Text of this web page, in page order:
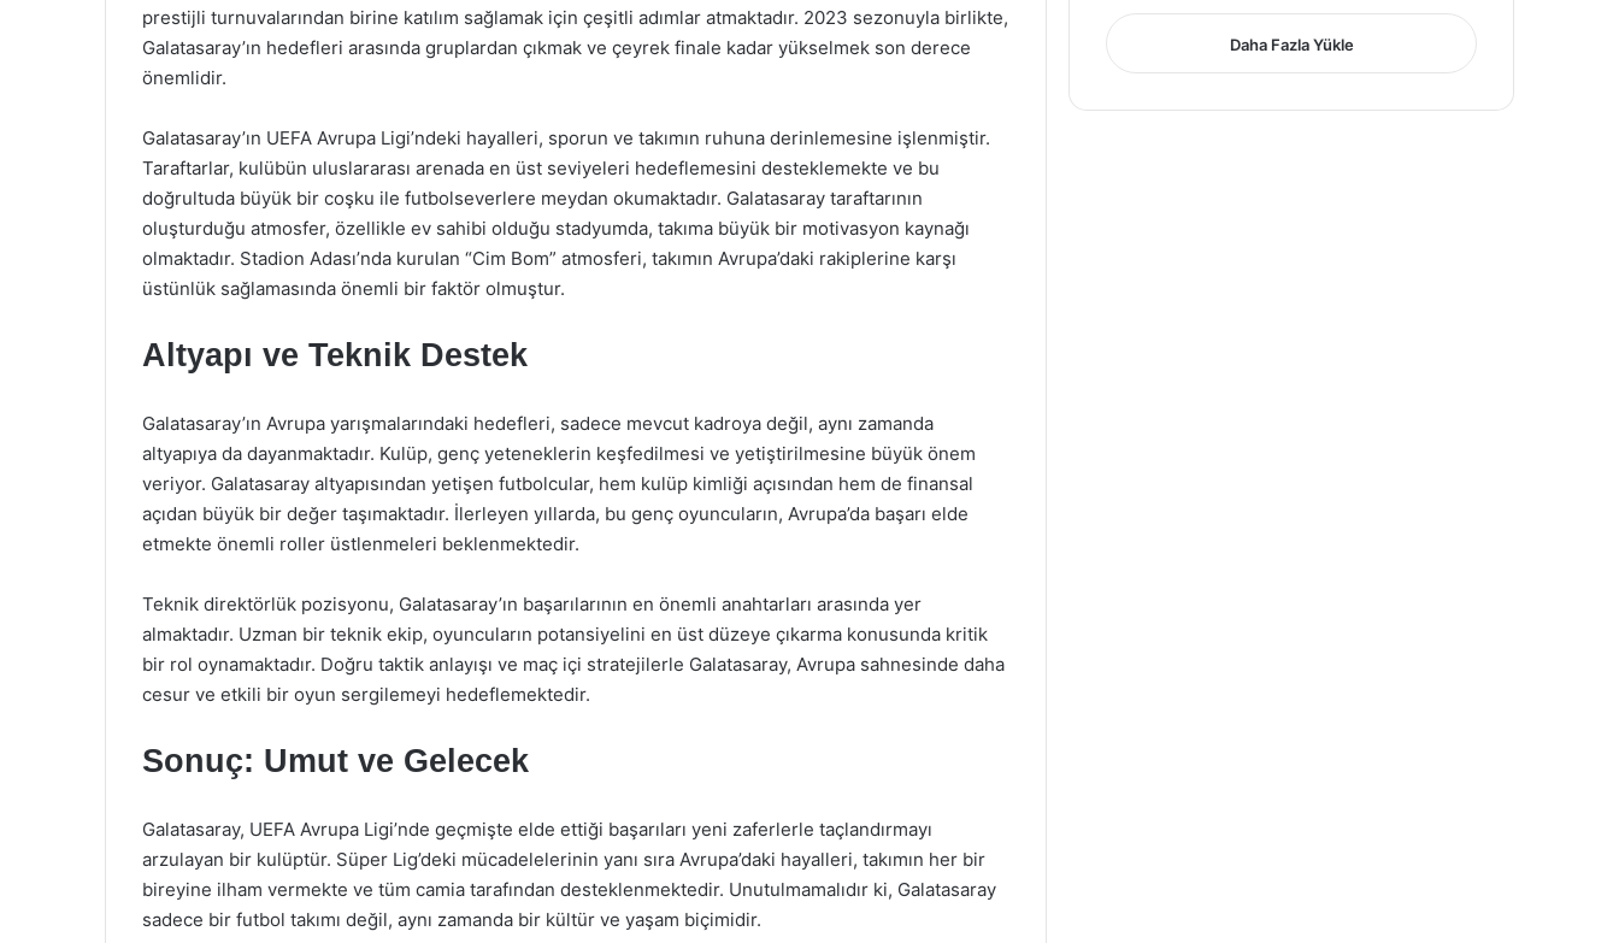
prestijli turnuvalarından birine katılım sağlamak için çeşitli adımlar atmaktadır. 2023 sezonuyla birlikte,
Galatasaray’ın hedefleri arasında gruplardan çıkmak ve çeyrek finale kadar yükselmek son derece
önemlidir.
Galatasaray’ın UEFA Avrupa Ligi’ndeki hayalleri, sporun ve takımın ruhuna derinlemesine işlenmiştir.
Taraftarlar, kulübün uluslararası arenada en üst seviyeleri hedeflemesini desteklemekte ve bu
doğrultuda büyük bir coşku ile futbolseverlere meydan okumaktadır. Galatasaray taraftarının
oluşturduğu atmosfer, özellikle ev sahibi olduğu stadyumda, takıma büyük bir motivasyon kaynağı
olmaktadır. Stadion Adası’nda kurulan “Cim Bom” atmosferi, takımın Avrupa’daki rakiplerine karşı
üstünlük sağlamasında önemli bir faktör olmuştur.
Altyapı ve Teknik Destek
Galatasaray’ın Avrupa yarışmalarındaki hedefleri, sadece mevcut kadroya değil, aynı zamanda
altyapıya da dayanmaktadır. Kulüp, genç yeteneklerin keşfedilmesi ve yetiştirilmesine büyük önem
veriyor. Galatasaray altyapısından yetişen futbolcular, hem kulüp kimliği açısından hem de finansal
açıdan büyük bir değer taşımaktadır. İlerleyen yıllarda, bu genç oyuncuların, Avrupa’da başarı elde
etmekte önemli roller üstlenmeleri beklenmektedir.
Teknik direktörlük pozisyonu, Galatasaray’ın başarılarının en önemli anahtarları arasında yer
almaktadır. Uzman bir teknik ekip, oyuncuların potansiyelini en üst düzeye çıkarma konusunda kritik
bir rol oynamaktadır. Doğru taktik anlayışı ve maç içi stratejilerle Galatasaray, Avrupa sahnesinde daha
cesur ve etkili bir oyun sergilemeyi hedeflemektedir.
Sonuç: Umut ve Gelecek
Galatasaray, UEFA Avrupa Ligi’nde geçmişte elde ettiği başarıları yeni zaferlerle taçlandırmayı
arzulayan bir kulüptür. Süper Lig’deki mücadelelerinin yanı sıra Avrupa’daki hayalleri, takımın her bir
bireyine ilham vermekte ve tüm camia tarafından desteklenmektedir. Unutulmamalıdır ki, Galatasaray
sadece bir futbol takımı değil, aynı zamanda bir kültür ve yaşam biçimidir.
Daha Fazla Yükle